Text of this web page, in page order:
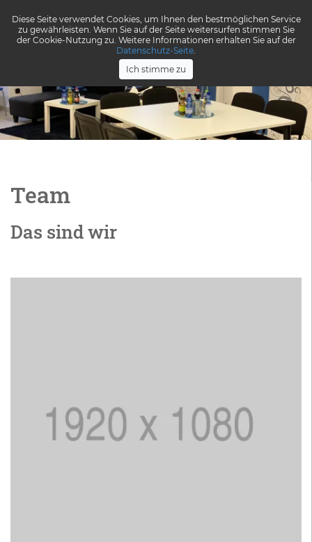
Menü
Team
Das sind wir
Diese Seite verwendet Cookies, um Ihnen den bestmöglichen Service
zu gewährleisten. Wenn Sie auf der Seite weitersurfen stimmen Sie
der Cookie-Nutzung zu. Weitere Informationen erhalten Sie auf der
Datenschutz-Seite.
Ich stimme zu